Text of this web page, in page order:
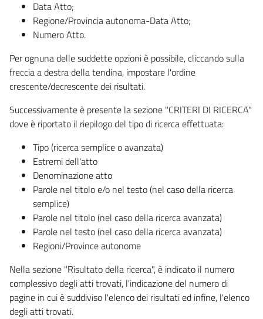
Data Atto;
Regione/Provincia autonoma-Data Atto;
Numero Atto.
Per ognuna delle suddette opzioni è possibile, cliccando sulla
freccia a destra della tendina, impostare l'ordine
crescente/decrescente dei risultati.
Successivamente è presente la sezione "CRITERI DI RICERCA"
dove è riportato il riepilogo del tipo di ricerca effettuata:
Tipo (ricerca semplice o avanzata)
Estremi dell'atto
Denominazione atto
Parole nel titolo e/o nel testo (nel caso della ricerca
semplice)
Parole nel titolo (nel caso della ricerca avanzata)
Parole nel testo (nel caso della ricerca avanzata)
Regioni/Province autonome
Nella sezione "Risultato della ricerca", è indicato il numero
complessivo degli atti trovati, l'indicazione del numero di
pagine in cui è suddiviso l'elenco dei risultati ed infine, l'elenco
degli atti trovati.